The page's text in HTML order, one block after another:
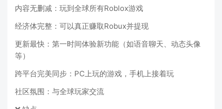
内容无删减：玩到全球所有Roblox游戏
经济体完整：可以真正赚取Robux并提现
更新最快：第一时间体验新功能（如语音聊天、动态头像
等）
跨平台完美同步：PC上玩的游戏，手机上接着玩
社区氛围：与全球玩家交流